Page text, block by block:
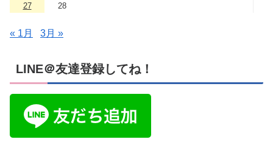
27
28
« 1月 3月 »
LINE＠友達登録してね！